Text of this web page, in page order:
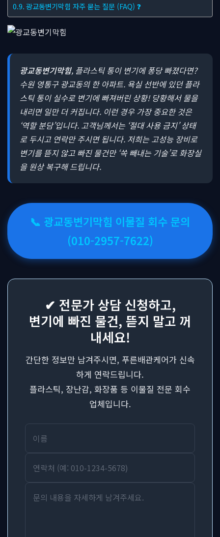
광교동변기막힘 자주 묻는 질문 (FAQ) ❓
광교동변기막힘, 플라스틱 통이 변기에 퐁당 빠졌다면?
수원 영통구 광교동의 한 아파트. 욕실 선반에 있던 플라
스틱 통이 실수로 변기에 빠져버린 상황! 당황해서 물을
내리면 일만 더 커집니다. 이런 경우 가장 중요한 것은
‘역할 분담’입니다. 고객님께서는 ‘절대 사용 금지’ 상태
로 두시고 연락만 주시면 됩니다. 저희는 고성능 장비로
변기를 뜯지 않고 빠진 물건만 ‘쏙 빼내는 기술’로 화장실
을 원상 복구해 드립니다.
📞 광교동변기막힘 이물질 회수 문의
(010-2957-7622)
✔ 전문가 상담 신청하고,
변기에 빠진 물건, 뜯지 말고 꺼
내세요!
간단한 정보만 남겨주시면, 푸른배관케어가 신속
하게 연락드립니다.
플라스틱, 장난감, 화장품 등 이물질 전문 회수
업체입니다.